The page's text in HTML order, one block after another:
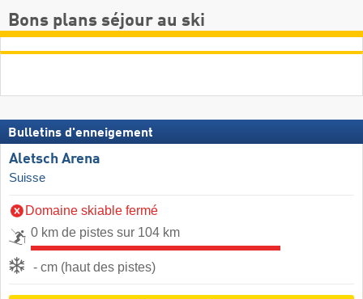
Bons plans séjour au ski
Bulletins d'enneigement
Aletsch Arena
Suisse
Domaine skiable fermé
0 km de pistes sur 104 km
- cm (haut des pistes)